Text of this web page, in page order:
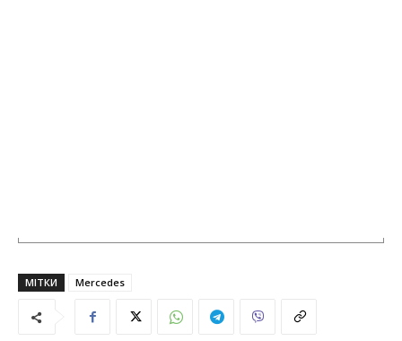
МІТКИ Mercedes